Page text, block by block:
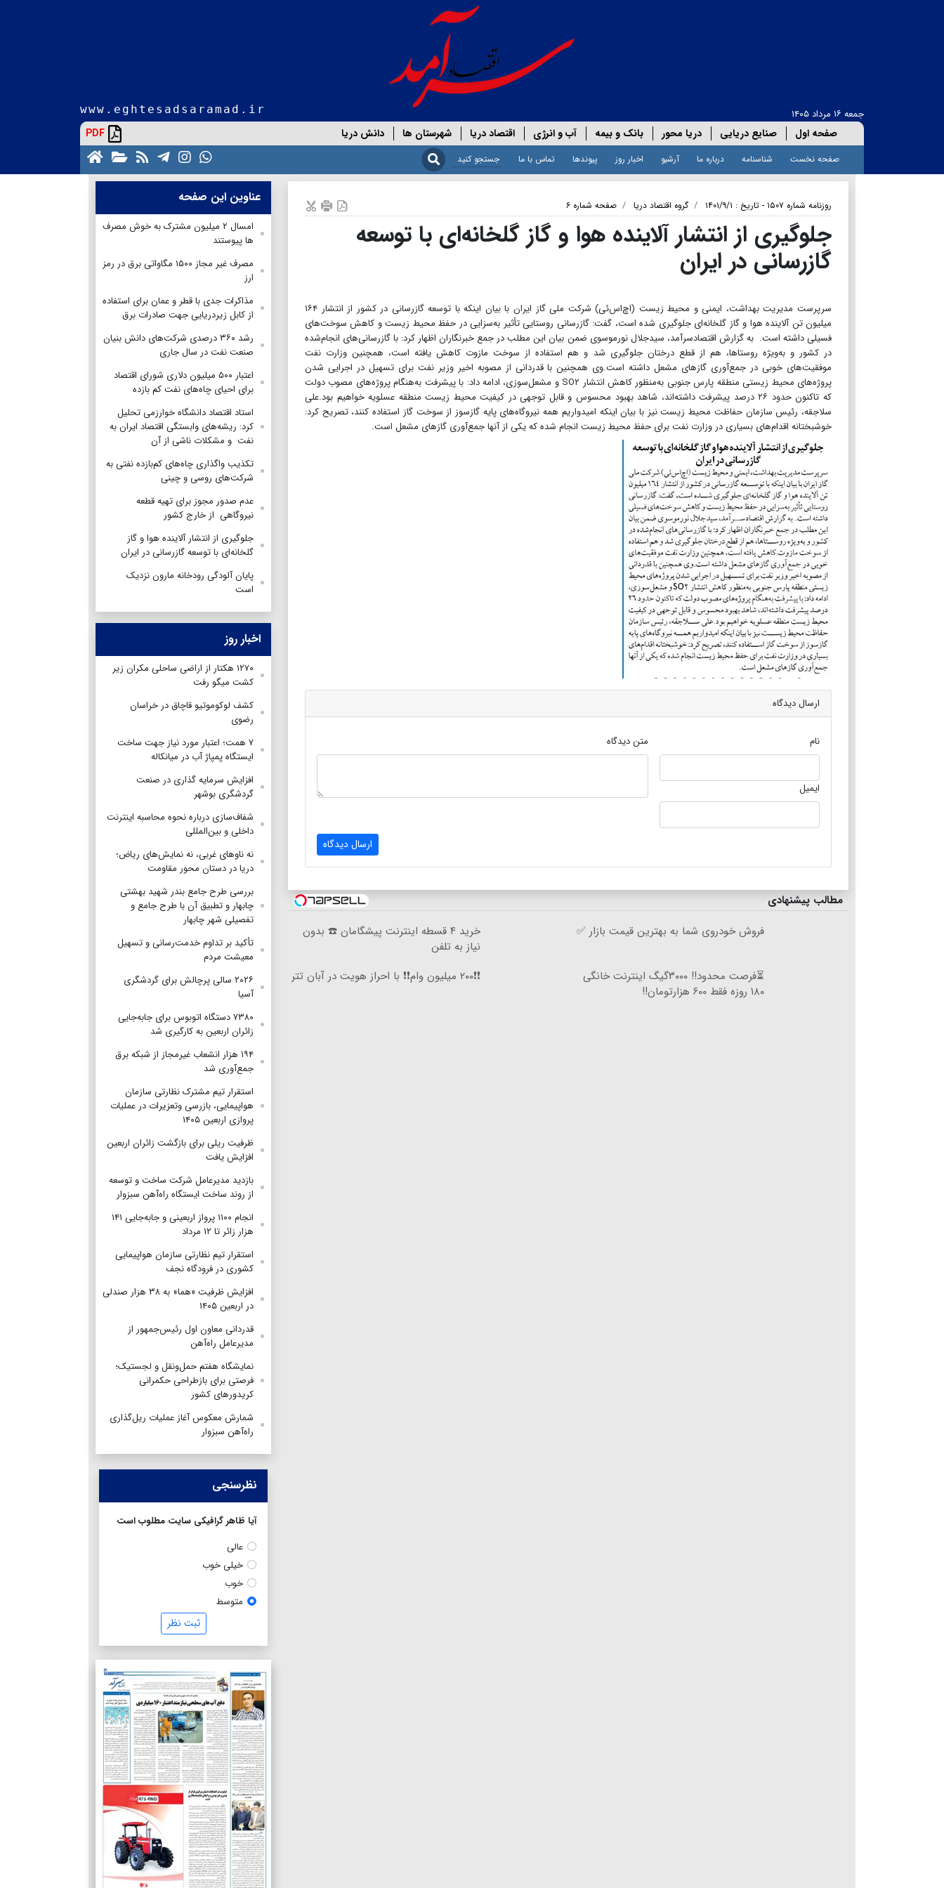
جمعه ۱۶ مرداد ۱۴۰۵ www.eghtesadsaramad.ir
صفحه اول صنایع دریایی دریا محور بانک و بیمه آب و انرژی اقتصاد دریا شهرستان ها دانش دریا PDF
صفحه نخست شناسنامه درباره ما آرشیو اخبار روز پیوندها تماس با ما
روزنامه شماره ۱۵۰۷ - تاریخ : ۱۴۰۱/۹/۱ گروه اقتصاد دریا صفحه شماره ۶
جلوگیری از انتشار آلاینده هوا و گاز گلخانه‌ای با توسعه
گازرسانی در ایران
سرپرست مدیریت بهداشت، ایمنی و محیط زیست (اچ‌اس‌ئی) شرکت ملی گاز ایران با بیان اینکه با توسعه گازرسانی در کشور از انتشار ۱۶۴
میلیون تن آلاینده هوا و گاز گلخانه‌ای جلوگیری شده است، گفت: گازرسانی روستایی تأثیر به‌سزایی در حفظ محیط زیست و کاهش سوخت‌های
فسیلی داشته است. به گزارش اقتصادسرآمد، سیدجلال نورموسوی ضمن بیان این مطلب در جمع خبرنگاران اظهار کرد: با گازرسانی‌های انجام‌شده
در کشور و به‌ویژه روستاها، هم از قطع درختان جلوگیری شد و هم استفاده از سوخت مازوت کاهش یافته است، همچنین وزارت نفت
موفقیت‌های خوبی در جمع‌آوری گازهای مشعل داشته است.وی همچنین با قدردانی از مصوبه اخیر وزیر نفت برای تسهیل در اجرایی شدن
پروژه‌های محیط زیستی منطقه پارس جنوبی به‌منظور کاهش انتشار SO۲ و مشعل‌سوزی، ادامه داد: با پیشرفت به‌هنگام پروژه‌های مصوب دولت
که تاکنون حدود ۲۶ درصد پیشرفت داشته‌اند، شاهد بهبود محسوس و قابل توجهی در کیفیت محیط زیست منطقه عسلویه خواهیم بود.علی
سلاجقه، رئیس سازمان حفاظت محیط زیست نیز با بیان اینکه امیدواریم همه نیروگاه‌های پایه گازسوز از سوخت گاز استفاده کنند، تصریح کرد:
خوشبختانه اقدام‌های بسیاری در وزارت نفت برای حفظ محیط زیست انجام شده که یکی از آنها جمع‌آوری گازهای مشعل است.
ارسال دیدگاه
نام
ایمیل
متن دیدگاه
ارسال دیدگاه
مطالب پیشنهادی
فروش خودروی شما به بهترین قیمت بازار ✅
خرید ۴ قسطه اینترنت پیشگامان ☎️ بدون
نیاز به تلفن
⏳فرصت محدود!! ۳۰۰۰گیگ اینترنت خانگی
۱۸۰ روزه فقط ۶۰۰ هزارتومان!!
❗❗۲۰۰ میلیون وام❗❗ با احراز هویت در آبان تتر
عناوین این صفحه
امسال ۲ میلیون مشترک به خوش مصرف
ها پیوستند
مصرف غیر مجاز ۱۵۰۰ مگاواتی برق در رمز
ارز
مذاکرات جدی با قطر و عمان برای استفاده
از کابل زیردریایی جهت صادرات برق
رشد ۳۶۰ درصدی شرکت‌های دانش بنیان
صنعت نفت در سال جاری
اعتبار ۵۰۰ میلیون دلاری شورای اقتصاد
برای احیای چاه‌های نفت کم بازده
استاد اقتصاد دانشگاه خوارزمی تحلیل
کرد: ریشه‌های وابستگی اقتصاد ایران به
نفت و مشکلات ناشی از آن
تکذیب واگذاری چاه‌های کم‌بازده نفتی به
شرکت‌های روسی و چینی
عدم صدور مجوز برای تهیه قطعه
نیروگاهی از خارج کشور
جلوگیری از انتشار آلاینده هوا و گاز
گلخانه‌ای با توسعه گازرسانی در ایران
پایان آلودگی رودخانه مارون نزدیک
است
اخبار روز
۱۲۷۰ هکتار از اراضی ساحلی مکران زیر
کشت میگو رفت
کشف لوکوموتیو قاچاق در خراسان
رضوی
۷ همت؛ اعتبار مورد نیاز جهت ساخت
ایستگاه پمپاژ آب در میانکاله
افزایش سرمایه گذاری در صنعت
گردشگری بوشهر
شفاف‌سازی درباره نحوه محاسبه اینترنت
داخلی و بین‌المللی
نه ناوهای غربی، نه نمایش‌های ریاض؛
دریا در دستان محور مقاومت
بررسی طرح جامع بندر شهید بهشتی
چابهار و تطبیق آن با طرح جامع و
تفصیلی شهر چابهار
تأکید بر تداوم خدمت‌رسانی و تسهیل
معیشت مردم
۲۰۲۶ سالی پرچالش برای گردشگری
آسیا
۷۳۸۰ دستگاه اتوبوس برای جابه‌جایی
زائران اربعین به‌ کارگیری شد
۱۹۴ هزار انشعاب غیرمجاز از شبکه برق
جمع‌آوری شد
استقرار تیم مشترک نظارتی سازمان
هواپیمایی، بازرسی وتعزیرات در عملیات
پروازی اربعین ۱۴۰۵
ظرفیت ریلی برای بازگشت زائران اربعین
افزایش یافت
بازدید مدیرعامل شرکت ساخت و توسعه
از روند ساخت ایستگاه راه‌آهن سبزوار
انجام ۱۱۰۰ پرواز اربعینی و جابه‌جایی ۱۴۱
هزار زائر تا ۱۲ مرداد
استقرار تیم‌ نظارتی سازمان هواپیمایی
کشوری در فرودگاه نجف
افزایش ظرفیت «هما» به ۳۸ هزار صندلی
در اربعین ۱۴۰۵
قدردانی معاون اول رئیس‌جمهور از
مدیرعامل راه‌آهن
نمایشگاه هفتم حمل‌ونقل و لجستیک؛
فرصتی برای بازطراحی حکمرانی
کریدورهای کشور
شمارش معکوس آغاز عملیات ریل‌گذاری
راه‌آهن سبزوار
نظرسنجی
آیا ظاهر گرافیکی سایت مطلوب است
عالی
خیلی خوب
خوب
متوسط
ثبت نظر